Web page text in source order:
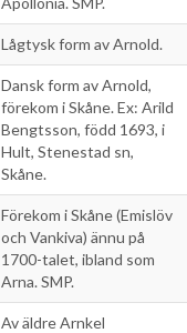
Lågtysk form av Arnold.
Dansk form av Arnold,
förekom i Skåne. Ex: Arild
Bengtsson, född 1693, i
Hult, Stenestad sn,
Skåne.
Förekom i Skåne (Emislöv
och Vankiva) ännu på
1700-talet, ibland som
Arna. SMP.
Av äldre Arnkel